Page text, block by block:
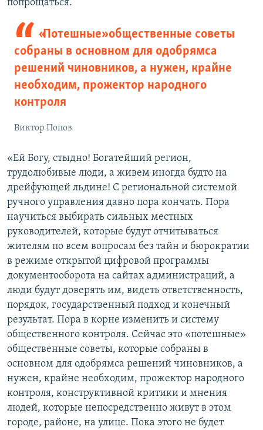
попрощаться.
«Потешные» общественные советы
собраны в основном для одобрямса
решений чиновников, а нужен, крайне
необходим, прожектор народного
контроля
Виктор Попов
«Ей Богу, стыдно! Богатейший регион,
трудолюбивые люди, а живем иногда будто на
дрейфующей льдине! С региональной системой
ручного управления давно пора кончать. Пора
научиться выбирать сильных местных
руководителей, которые будут отчитываться
жителям по всем вопросам без тайн и бюрократии
в режиме открытой цифровой программы
документооборота на сайтах администраций, а
люди будут доверять им, видеть ответственность,
порядок, государственный подход и конечный
результат. Пора в корне изменить и систему
общественного контроля. Сейчас это «потешные»
общественные советы, которые собраны в
основном для одобрямса решений чиновников, а
нужен, крайне необходим, прожектор народного
контроля, конструктивной критики и мнения
людей, которые непосредственно живут в этом
городе, районе, на улице. Пока этого не будет